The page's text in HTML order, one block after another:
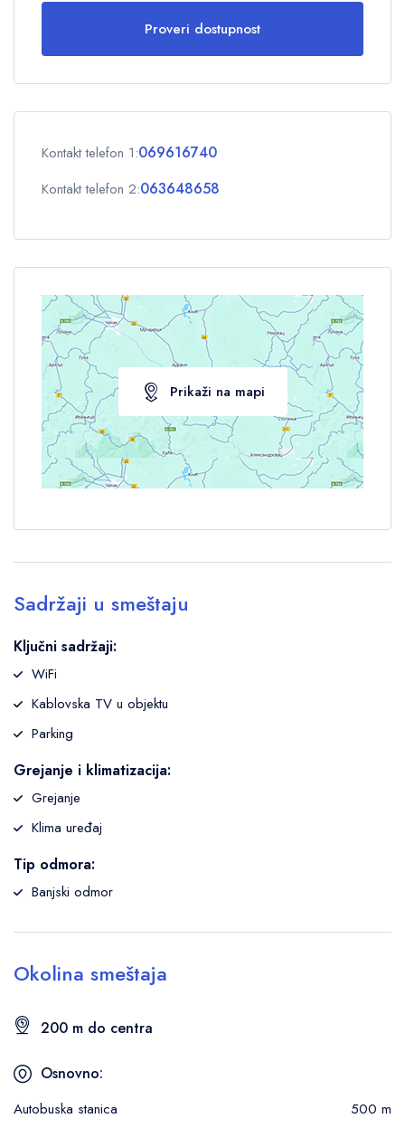
Odrasli 1
Deca 0
Proveri dostupnost
Kontakt telefon 1:069616740
Kontakt telefon 2:063648658
Prikaži na mapi
Sadržaji u smeštaju
Ključni sadržaji:
WiFi
Kablovska TV u objektu
Parking
Grejanje i klimatizacija:
Grejanje
Klima uređaj
Tip odmora:
Banjski odmor
Okolina smeštaja
200 m do centra
Osnovno:
Autobuska stanica 500 m